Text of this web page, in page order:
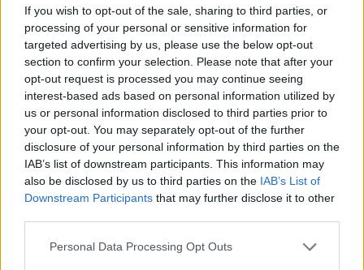
If you wish to opt-out of the sale, sharing to third parties, or
processing of your personal or sensitive information for
targeted advertising by us, please use the below opt-out
section to confirm your selection. Please note that after your
opt-out request is processed you may continue seeing
interest-based ads based on personal information utilized by
us or personal information disclosed to third parties prior to
your opt-out. You may separately opt-out of the further
disclosure of your personal information by third parties on the
IAB’s list of downstream participants. This information may
also be disclosed by us to third parties on the IAB’s List of
Downstream Participants that may further disclose it to other
Personal Data Processing Opt Outs
Cumple 35 años (nació en 1991)
Dominick Drexler
Futbolista alemán
Cumple 36 años (nació en 1990)
Sandro Rodríguez Felipe
Futbolista español
Cumple 36 años (nació en 1990)
Toni Gabarre
Futbolista español
Cumple 36 años (nació en 1990)
Madeleine Mantock